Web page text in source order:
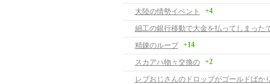
大陸の情勢イベント +4
細工の銀行移動で大金を払ってしまった
精錬のループ
+14
スカアハ物々交換の +2
レプおじさんのドロップがゴールドばか